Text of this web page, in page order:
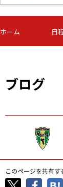
第16節 09/05 (土)
ニッパツ
-
試合結果 次
ホーム 日
ブログ
このページを共有す